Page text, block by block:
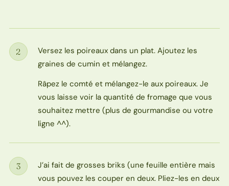
Étape
2
Versez les poireaux dans un plat. Ajoutez les
graines de cumin et mélangez.
Râpez le comté et mélangez-le aux poireaux. Je
vous laisse voir la quantité de fromage que vous
souhaitez mettre (plus de gourmandise ou votre
ligne ^^).
Étape
3
J’ai fait de grosses briks (une feuille entière mais
vous pouvez les couper en deux. Pliez-les en deux